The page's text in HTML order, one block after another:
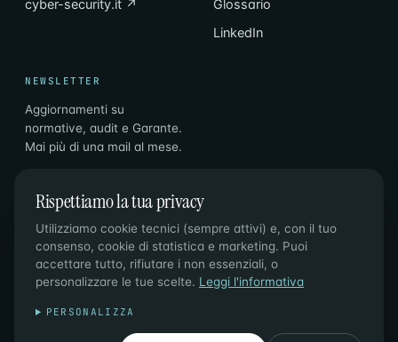
cyber-security.it ↗
Glossario
LinkedIn
NEWSLETTER
Aggiornamenti su
normative, audit e Garante.
Mai più di una mail al mese.
Rispettiamo la tua privacy
Utilizziamo cookie tecnici (sempre attivi) e, con il tuo
consenso, cookie di statistica e marketing. Puoi
accettare tutto, rifiutare i non essenziali, o
personalizzare le tue scelte. Leggi l'informativa
PERSONALIZZA